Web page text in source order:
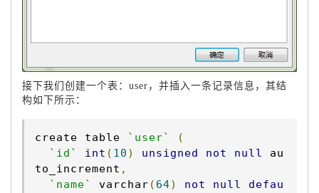
接下我们创建一个表：user，并插入一条记录信息，其结
构如下所示：
create table `user`
(
`id`
int ( 10 ) unsigned not null
au
to_increment ,
`name`
varchar ( 64) not null
defau